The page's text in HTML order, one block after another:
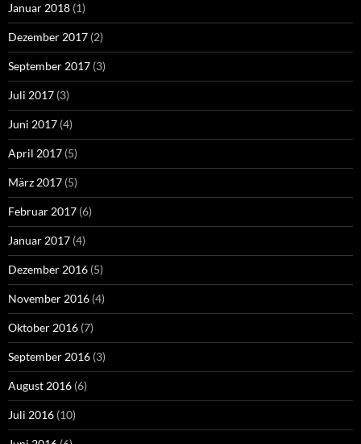
Januar 2018 (1)
Dezember 2017 (2)
September 2017 (3)
Juli 2017 (3)
Juni 2017 (4)
April 2017 (5)
März 2017 (5)
Februar 2017 (6)
Januar 2017 (4)
Dezember 2016 (5)
November 2016 (4)
Oktober 2016 (7)
September 2016 (3)
August 2016 (6)
Juli 2016 (10)